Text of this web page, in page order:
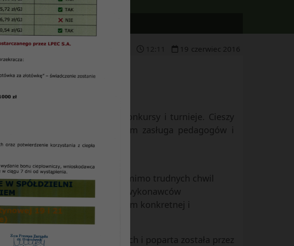
12 11 19 czerwiec 2016
i mieszkańcami, liczne konkursy i turnieje. Cieszy
naszej dzielnicy. Duża w tym zasługa pedagogów i
Spółdzielni, która pomimo trudnych chwil
współpracujących z nią wykonawców
zaowocowały uzyskaniem konkretnej i
najbardziej potrzebujących i poparta została przez